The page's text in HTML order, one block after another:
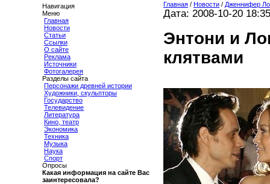
Навигация
Меню
Главная
Новости
Статьи
Ссылки
О сайте
Реклама
Источники
Фотогалерея
Разделы сайта
Персонажи древней истории
Художники, скульпторы
Государство
Телевидение
Литература
Кино, театр
Экономика
Техника
Музыка
Наука
Спорт
Опросы
Какая информация на сайте Вас
заинтересовала?
Главная / Новости / Дженнифер
Дата: 2008-10-20 18:35
Энтони и
клятвами